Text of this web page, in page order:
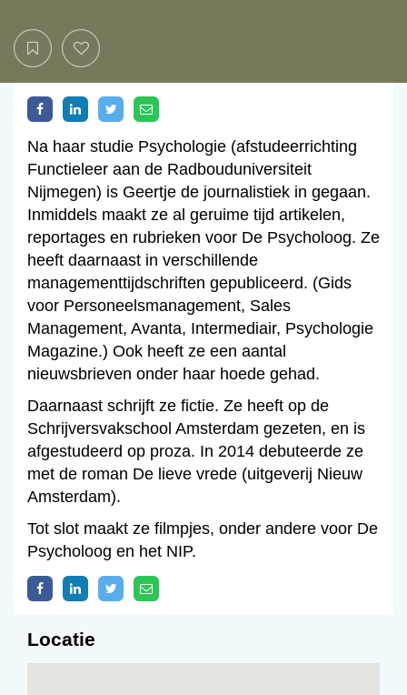
Na haar studie Psychologie (afstudeerrichting
Functieleer aan de Radbouduniversiteit
Nijmegen) is Geertje de journalistiek in gegaan.
Inmiddels maakt ze al geruime tijd artikelen,
reportages en rubrieken voor De Psycholoog. Ze
heeft daarnaast in verschillende
managementtijdschriften gepubliceerd. (Gids
voor Personeelsmanagement, Sales
Management, Avanta, Intermediair, Psychologie
Magazine.) Ook heeft ze een aantal
nieuwsbrieven onder haar hoede gehad.
Daarnaast schrijft ze fictie. Ze heeft op de
Schrijversvakschool Amsterdam gezeten, en is
afgestudeerd op proza. In 2014 debuteerde ze
met de roman De lieve vrede (uitgeverij Nieuw
Amsterdam).
Tot slot maakt ze filmpjes, onder andere voor De
Psycholoog en het NIP.
Locatie